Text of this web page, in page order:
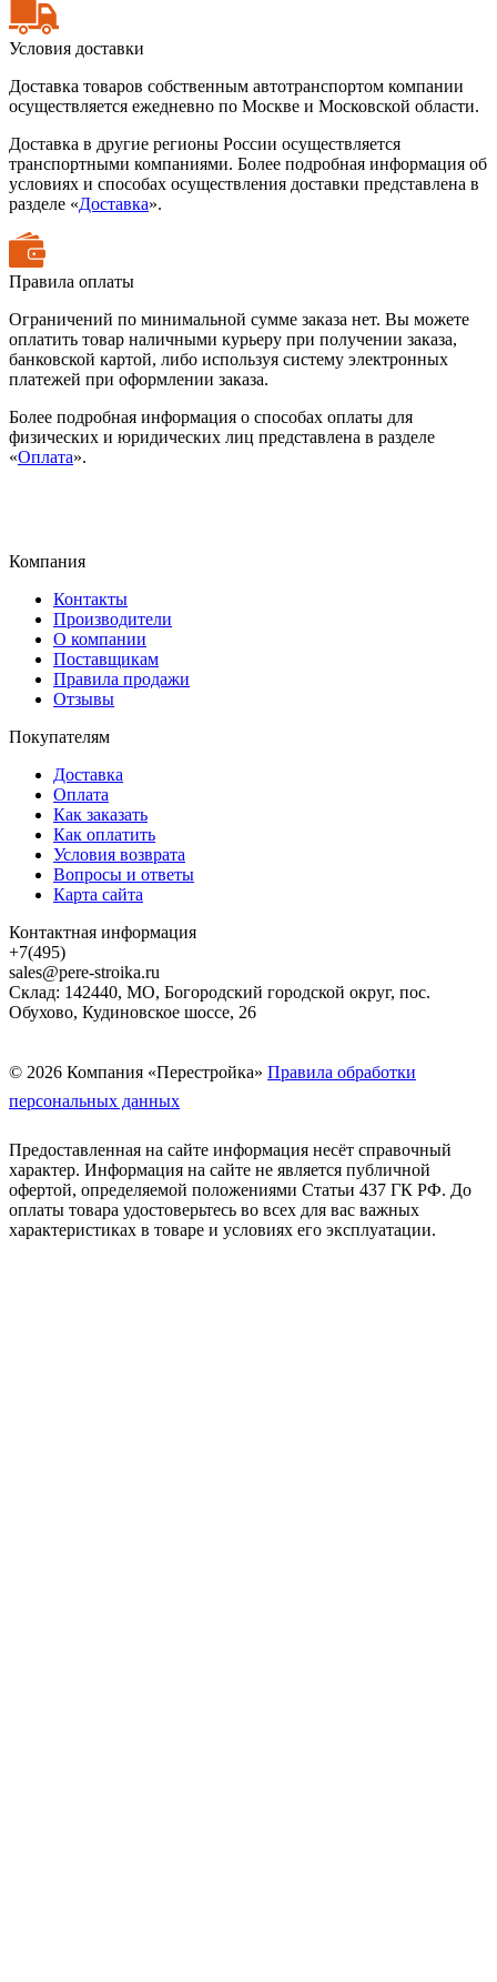
Условия доставки
Доставка товаров собственным автотранспортом компании
осуществляется ежедневно по Москве и Московской области.
Доставка в другие регионы России осуществляется
транспортными компаниями. Более подробная информация об
условиях и способах осуществления доставки представлена в
разделе «Доставка».
Правила оплаты
Ограничений по минимальной сумме заказа нет. Вы можете
оплатить товар наличными курьеру при получении заказа,
банковской картой, либо используя систему электронных
платежей при оформлении заказа.
Более подробная информация о способах оплаты для
физических и юридических лиц представлена в разделе
«Оплата».
Компания
Контакты
Производители
О компании
Поставщикам
Правила продажи
Отзывы
Покупателям
Доставка
Оплата
Как заказать
Как оплатить
Условия возврата
Вопросы и ответы
Карта сайта
Контактная информация
+7(495)
sales@pere-stroika.ru
Склад: 142440, МО, Богородский городской округ, пос.
Обухово, Кудиновское шоссе, 26
© 2026 Компания «Перестройка» Правила обработки
персональных данных
Предоставленная на сайте информация несёт справочный
характер. Информация на сайте не является публичной
офертой, определяемой положениями Статьи 437 ГК РФ. До
оплаты товара удостоверьтесь во всех для вас важных
характеристиках в товаре и условиях его эксплуатации.